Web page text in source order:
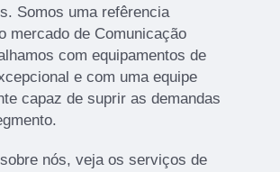
Somos uma refêrencia
mercado de Comunicação
com equipamentos de
e com uma equipe
capaz de suprir as demandas
nós, veja os serviços de